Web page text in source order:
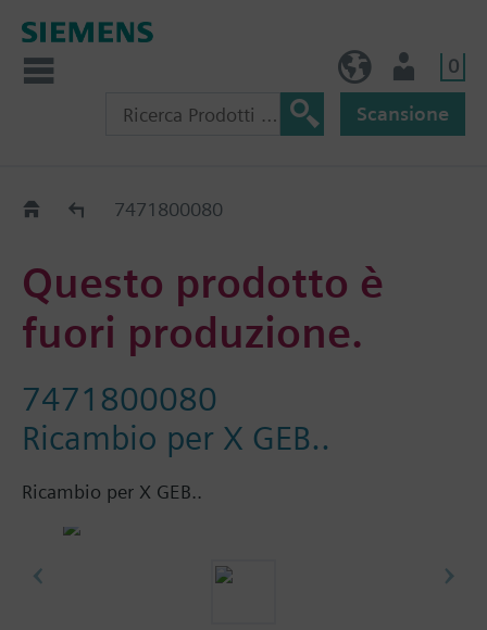
0
Scansione
Old2New7471800080
Questo prodotto è
fuori produzione.
7471800080
Ricambio per X GEB..
Ricambio per X GEB..